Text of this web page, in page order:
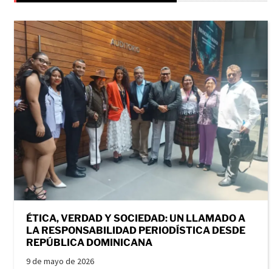
ÉTICA, VERDAD Y SOCIEDAD: UN LLAMADO A
LA RESPONSABILIDAD PERIODÍSTICA DESDE
REPÚBLICA DOMINICANA
9 de mayo de 2026